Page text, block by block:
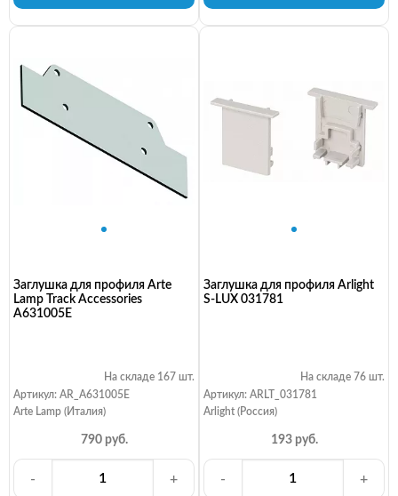
Заглушка для профиля Arte
Lamp Track Accessories
A631005E
На складе 167 шт.
Артикул: AR_A631005E
Arte Lamp (Италия)
790 руб.
- +
Заглушка для профиля Arlight
S-LUX 031781
На складе 76 шт.
Артикул: ARLT_031781
Arlight (Россия)
193 руб.
- +